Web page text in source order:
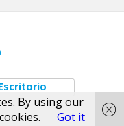
By using our
Got it